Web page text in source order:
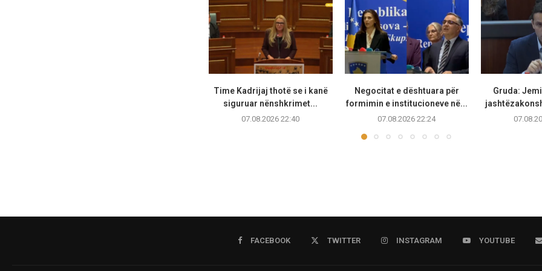
Time Kadrijaj thotë se i kanë
siguruar nënshkrimet...
07.08.2026 22:40
Negocitat e dështuara për
formimin e institucioneve në...
07.08.2026 22:24
Gruda:
FACEBOOK TWITTER INSTAGRAM YOUTUBE